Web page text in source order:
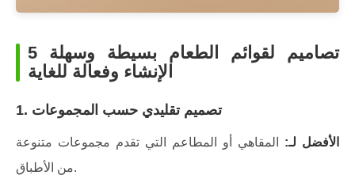
5 تصاميم لقوائم الطعام بسيطة وسهلة
الإنشاء وفعالة للغاية
1. تصميم تقليدي حسب المجموعات
الأفضل لـ: المقاهي أو المطاعم التي تقدم مجموعات متنوعة
من الأطباق.